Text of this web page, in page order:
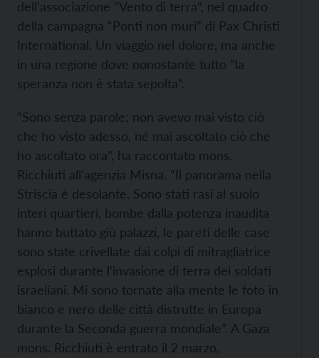
dell’associazione “Vento di terra”, nel quadro
della campagna “Ponti non muri” di Pax Christi
International. Un viaggio nel dolore, ma anche
in una regione dove nonostante tutto “la
speranza non è stata sepolta”.
“Sono senza parole; non avevo mai visto ciò
che ho visto adesso, né mai ascoltato ciò che
ho ascoltato ora”, ha raccontato mons.
Ricchiuti all'agenzia Misna. “Il panorama nella
Striscia è desolante. Sono stati rasi al suolo
interi quartieri, bombe dalla potenza inaudita
hanno buttato giù palazzi, le pareti delle case
sono state crivellate dai colpi di mitragliatrice
esplosi durante l’invasione di terra dei soldati
israeliani. Mi sono tornate alla mente le foto in
bianco e nero delle città distrutte in Europa
durante la Seconda guerra mondiale”. A Gaza
mons. Ricchiuti è entrato il 2 marzo,